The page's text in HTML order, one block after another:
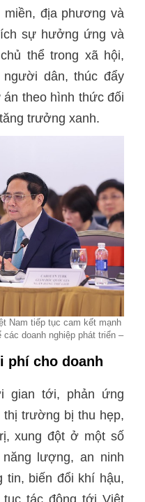
miền, địa phương và
sự hưởng ứng và
thể trong xã hội,
dân, thúc đẩy
theo hình thức đối
trưởng xanh.
Nam tiếp tục cam kết mạnh
doanh nghiệp phát triển –
phí cho doanh
gian tới, phản ứng
trường bị thu hẹp,
xung đột ở một số
lượng, an ninh
tin, biến đổi khí hậu,